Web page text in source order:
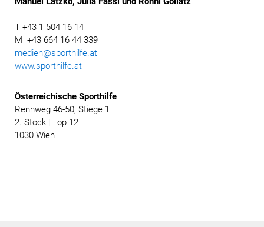
T +43 1 504 16 14
M +43 664 16 44 339
medien@sporthilfe.at
www.sporthilfe.at
Österreichische Sporthilfe
Rennweg 46-50, Stiege 1
2. Stock | Top 12
1030 Wien